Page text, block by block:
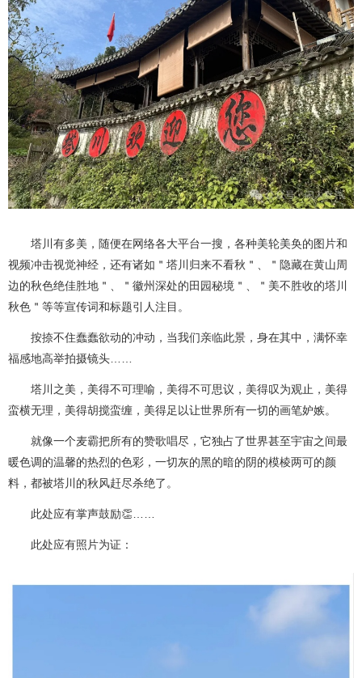
塔川有多美，随便在网络各大平台一搜，各种美轮美奂的图片和
视频冲击视觉神经，还有诸如＂塔川归来不看秋＂、＂隐藏在黄山周
边的秋色绝佳胜地＂、＂徽州深处的田园秘境＂、＂美不胜收的塔川
秋色＂等等宣传词和标题引人注目。
按捺不住蠢蠢欲动的冲动，当我们亲临此景，身在其中，满怀幸
福感地高举拍摄镜头……
塔川之美，美得不可理喻，美得不可思议，美得叹为观止，美得
蛮横无理，美得胡搅蛮缠，美得足以让世界所有一切的画笔妒嫉。
就像一个麦霸把所有的赞歌唱尽，它独占了世界甚至宇宙之间最
暖色调的温馨的热烈的色彩，一切灰的黑的暗的阴的模棱两可的颜
料，都被塔川的秋风赶尽杀绝了。
此处应有掌声鼓励👏……
此处应有照片为证：